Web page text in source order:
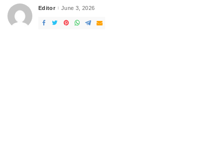
Posted
Editor June 3, 2026